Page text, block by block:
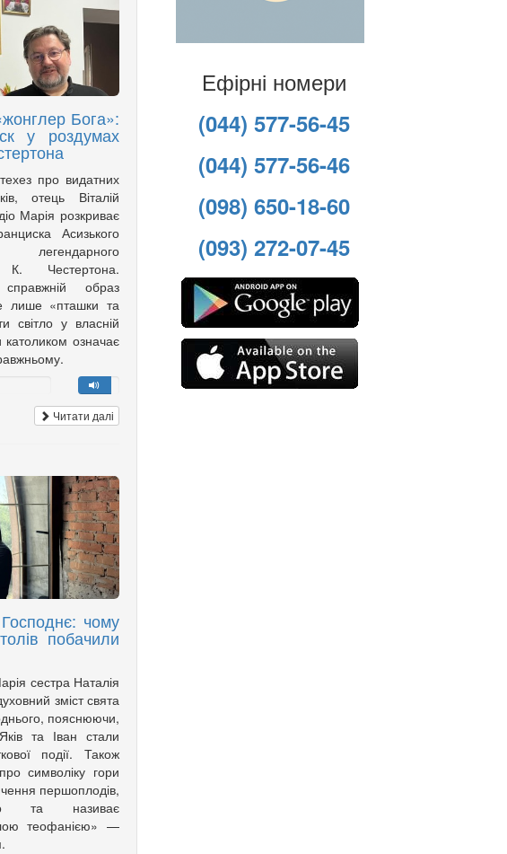
Бога»:
у роздумах
про видатних
отець Віталій
Марія розкриває
Асизького
Честертона.
образ
«пташки та
світло у власній
означає
Читати далі
чому
побачили
сестра Наталія
зміст свята
пояснюючи,
та Іван стали
події. Також
символіку гори
першоплодів,
та називає
теофанією» —
Ефірні номери
(044) 577-56-45
(044) 577-56-46
(098) 650-18-60
(093) 272-07-45